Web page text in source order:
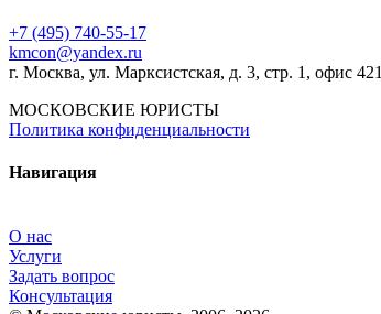
+7 (495) 740‑55‑17
kmcon@yandex.ru
г. Москва, ул. Марксистская, д. 3, стр. 1, офис 421
МОСКОВСКИЕ ЮРИСТЫ
Политика конфиденциальности
Навигация
О нас
Услуги
Задать вопрос
Консультация